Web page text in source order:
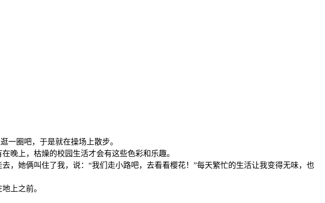
一圈吧，于是就在操场上散步。
晚上，枯燥的校园生活才会有这些色彩和乐趣。
，她俩叫住了我，说：“我们走小路吧，去看看樱花！”每天繁忙的生活让我变得无味，也
上之前。